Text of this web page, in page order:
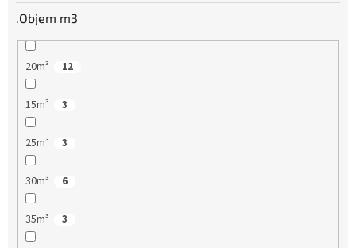
.Objem m3
20m³ 12
15m³ 3
25m³ 3
30m³ 6
35m³ 3